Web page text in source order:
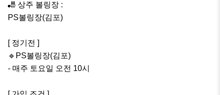
🎳 상주 볼링장 :
PS볼링장(김포)
[ 정기전 ]
🔹️PS볼링장(김포)
- 매주 토요일 오전 10시